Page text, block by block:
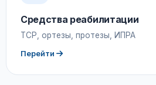
Средства реабилитации
ТСР, ортезы, протезы, ИПРА
Перейти